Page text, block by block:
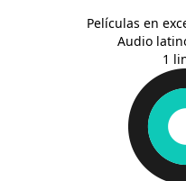
Películas en
Audio
1